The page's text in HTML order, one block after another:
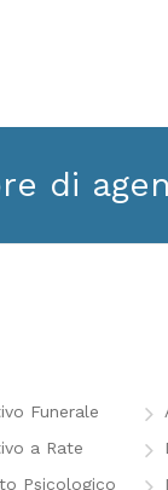
di
Funerale
a Rate
Psicologico